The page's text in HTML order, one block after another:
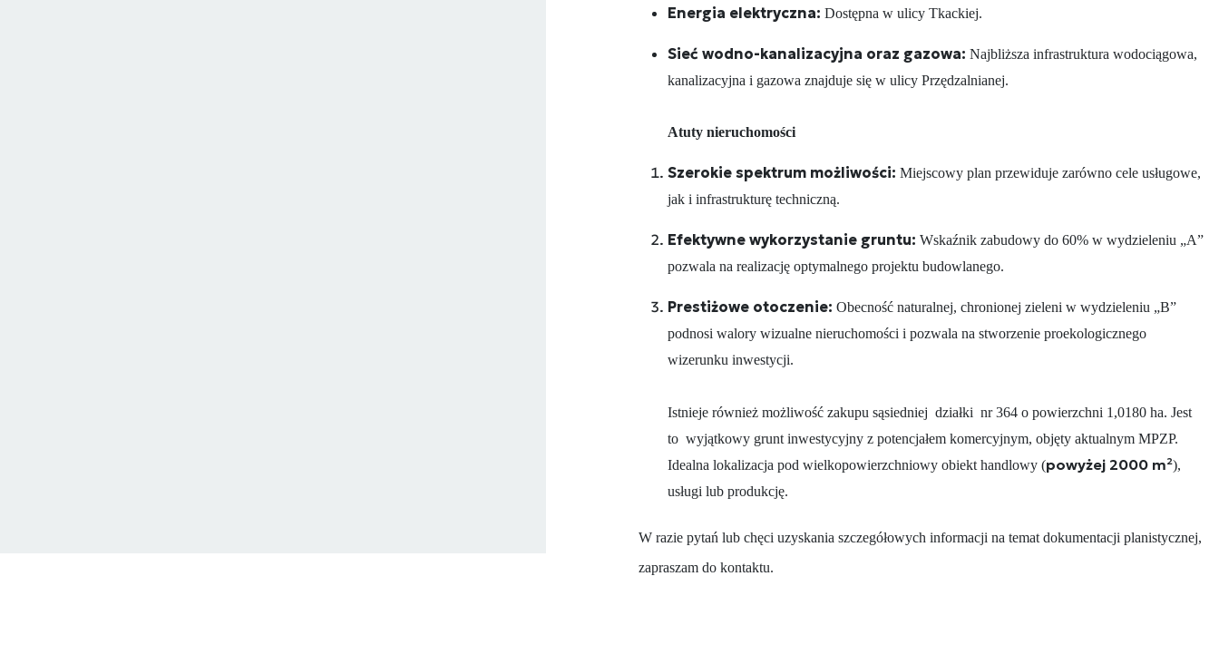
Energia elektryczna: Dostępna w ulicy Tkackiej.
Sieć wodno-kanalizacyjna oraz gazowa: Najbliższa infrastruktura wodociągowa,
kanalizacyjna i gazowa znajduje się w ulicy Przędzalnianej.
Atuty nieruchomości
Szerokie spektrum możliwości: Miejscowy plan przewiduje zarówno cele usługowe,
jak i infrastrukturę techniczną.
Efektywne wykorzystanie gruntu: Wskaźnik zabudowy do 60% w wydzieleniu „A”
pozwala na realizację optymalnego projektu budowlanego.
Prestiżowe otoczenie: Obecność naturalnej, chronionej zieleni w wydzieleniu „B”
podnosi walory wizualne nieruchomości i pozwala na stworzenie proekologicznego
wizerunku inwestycji.
Istnieje również możliwość zakupu sąsiedniej działki nr 364 o powierzchni 1,0180 ha. Jest
to wyjątkowy grunt inwestycyjny z potencjałem komercyjnym, objęty aktualnym MPZP.
Idealna lokalizacja pod wielkopowierzchniowy obiekt handlowy (powyżej 2000 m²),
usługi lub produkcję.
W razie pytań lub chęci uzyskania szczegółowych informacji na temat dokumentacji planistycznej,
zapraszam do kontaktu.